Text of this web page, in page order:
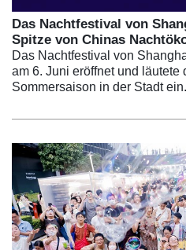
Das Nachtfestival von
Spitze von Chinas
Das Nachtfestival von
am 6. Juni eröffnet und läutete
Sommersaison in der Stadt ein.